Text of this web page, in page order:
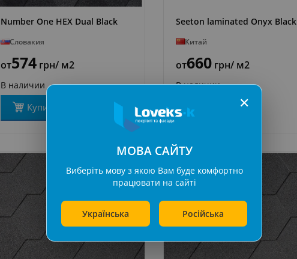
ПОДРОБНЕЕ
Number One HEX Dual Black
Словакия
от574грн/ м2
В наличии
Купить
ПОДРОБНЕЕ
Seeton laminated Onyx Black
Китай
от660грн/ м2
В наличии
✕
МОВА САЙТУ
Виберіть мову з якою Вам буде комфортно
працювати на сайті
Українська Російська